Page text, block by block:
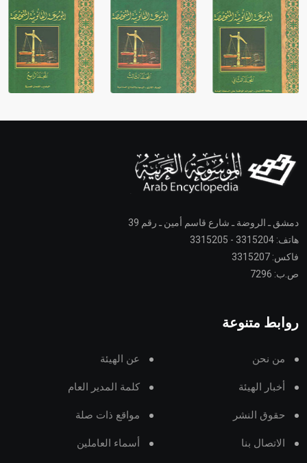
دمشق ـ الروضة ـ شارع قاسم أمين ـ رقم 39
هاتف: 3315204 - 3315205
فاكس: 3315207
ص.ب: 7296
روابط متنوعة
من نحن عن الهيئة
أخبار الهيئة كلمة المدير العام
حقوق النشر مواقع ذات صلة
الاتصال بنا أسماء العاملين